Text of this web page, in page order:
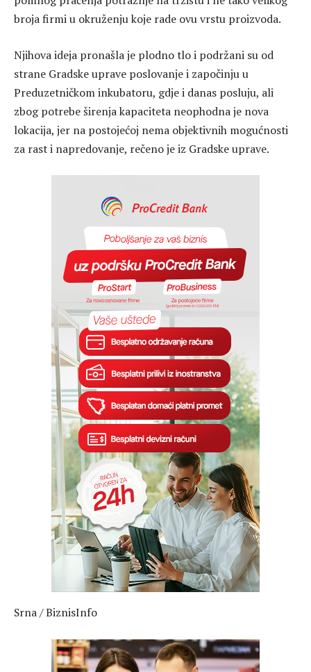
broja firmi u okruženju koje rade ovu vrstu proizvoda.
Njihova ideja pronašla je plodno tlo i podržani su od
strane Gradske uprave poslovanje i započinju u
Preduzetničkom inkubatoru, gdje i danas posluju, ali
zbog potrebe širenja kapaciteta neophodna je nova
lokacija, jer na postojećoj nema objektivnih mogućnosti
za rast i napredovanje, rečeno je iz Gradske uprave.
Srna / BiznisInfo